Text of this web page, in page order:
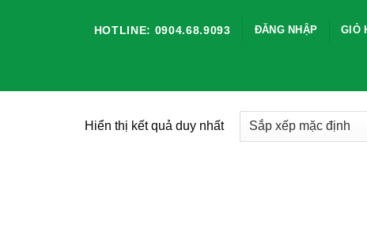
HOTLINE: 0904.68.9093 ĐĂNG NHẬP GIỎ
Hiển thị kết quả duy nhất